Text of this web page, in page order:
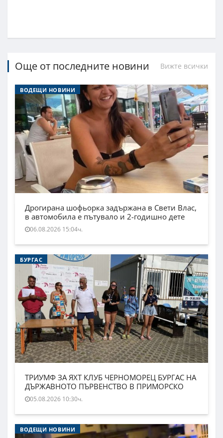
Още от последните новини Вижте всички
ВОДЕЩИ НОВИНИ
Дрогирана шофьорка задържана в Свети Влас,
в автомобила е пътувало и 2-годишно дете
06.08.2026 15:04ч.
БУРГАС
ТРИУМФ ЗА ЯХТ КЛУБ ЧЕРНОМОРЕЦ БУРГАС НА
ДЪРЖАВНОТО ПЪРВЕНСТВО В ПРИМОРСКО
05.08.2026 10:30ч.
ВОДЕЩИ НОВИНИ